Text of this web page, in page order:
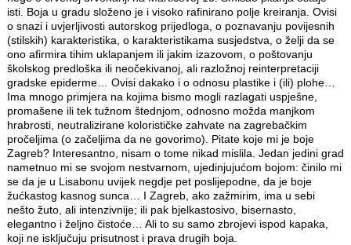
isti. Boja u gradu složeno je i visoko rafinirano polje kreiranja. Ovisi
o snazi i uvjerljivosti autorskog prijedloga, o poznavanju povijesnih
(stilskih) karakteristika, o karakteristikama susjedstva, o želji da se
ono afirmira tihim uklapanjem ili jakim izazovom, o poštovanju
školskog predloška ili neočekivanoj, ali razložnoj reinterpretaciji
gradske epiderme… Ovisi dakako i o odnosu plastike i (ili) plohe…
Ima mnogo primjera na kojima bismo mogli razlagati uspješne,
promašene ili tek tužnom štednjom, odnosno možda manjkom
hrabrosti, neutralizirane kolorističke zahvate na zagrebačkim
pročeljima (o začeljima da ne govorimo). Pitate koje mi je boje
Zagreb? Interesantno, nisam o tome nikad mislila. Jedan jedini grad
nametnuo mi se svojom nestvarnom, ujedinjujućom bojom: činilo mi
se da je u Lisabonu uvijek negdje pet poslijepodne, da je boje
žućkastog kasnog sunca… I Zagreb, ako zažmirim, ima u sebi
nešto žuto, ali intenzivnije; ili pak bjelkastosivo, bisernasto,
elegantno i željno čistoće… Ali to su samo zbrojevi ispod kapaka,
koji ne isključuju prisutnost i prava drugih boja.